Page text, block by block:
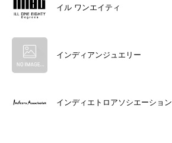
イル ワンエイティ
インディアンジュエリー
インディエトロアソシエーション